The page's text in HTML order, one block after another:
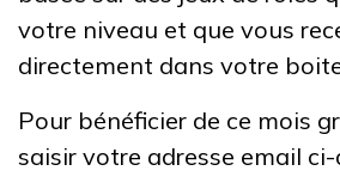
votre niveau et que vous
directement dans votre
Pour bénéficier de ce mois
saisir votre adresse email ci-